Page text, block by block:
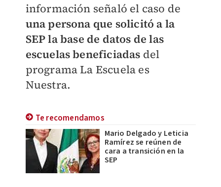
información señaló el caso de
una persona que solicitó a la
SEPla base de datos de las
escuelas beneficiadas del
programa La Escuela es
Nuestra.
Te recomendamos
Mario Delgado y Leticia
Ramírez se reúnen de
cara a transición en la
SEP